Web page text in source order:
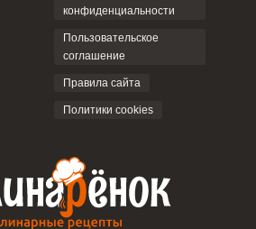
конфиденциальности
Пользовательское
соглашение
Правила сайта
Политики cookies